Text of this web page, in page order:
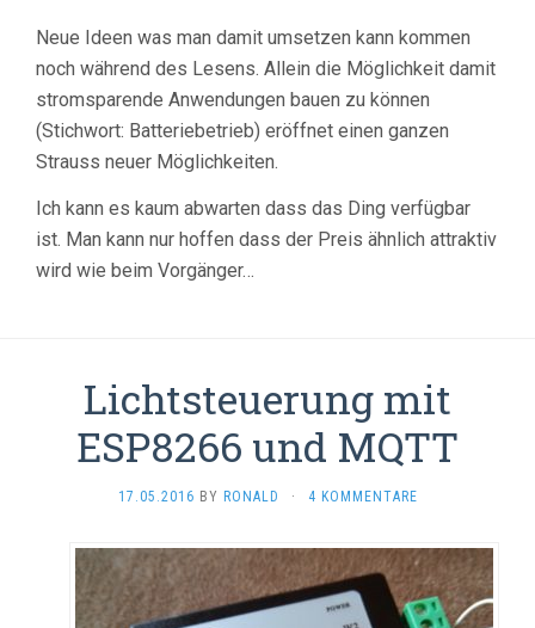
Neue Ideen was man damit umsetzen kann kommen
noch während des Lesens. Allein die Möglichkeit damit
stromsparende Anwendungen bauen zu können
(Stichwort: Batteriebetrieb) eröffnet einen ganzen
Strauss neuer Möglichkeiten.
Ich kann es kaum abwarten dass das Ding verfügbar
ist. Man kann nur hoffen dass der Preis ähnlich attraktiv
wird wie beim Vorgänger…
Lichtsteuerung mit
ESP8266 und MQTT
17.05.2016 BY RONALD · 4 KOMMENTARE